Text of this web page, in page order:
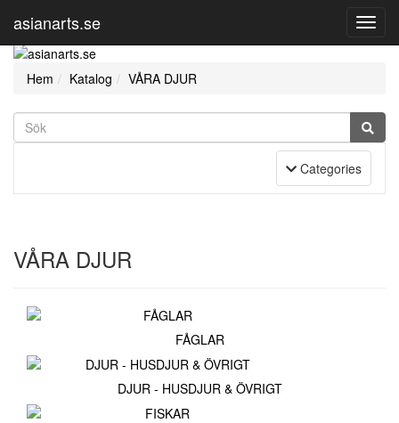
asianarts.se
Hem Katalog VÅRA DJUR
Toggle Navigation
Categories
VÅRA DJUR
FÅGLAR
DJUR - HUSDJUR & ÖVRIGT